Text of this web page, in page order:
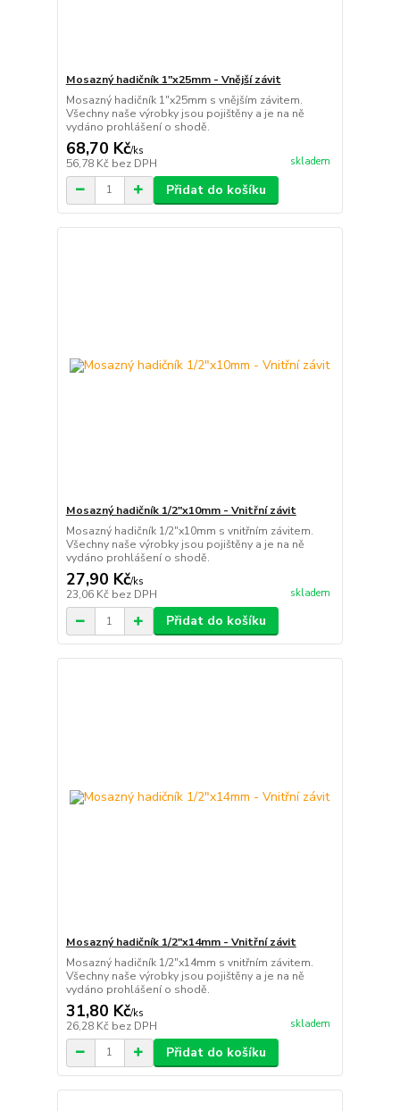
Mosazný hadičník 1"x25mm - Vnější závit
Mosazný hadičník 1"x25mm s vnějším závitem.
Všechny naše výrobky jsou pojištěny a je na ně
vydáno prohlášení o shodě.
68,70 Kč/ks
56,78 Kč bez DPH skladem
Přidat do košíku
Mosazný hadičník 1/2"x10mm - Vnitřní závit
Mosazný hadičník 1/2"x10mm s vnitřním závitem.
Všechny naše výrobky jsou pojištěny a je na ně
vydáno prohlášení o shodě.
27,90 Kč/ks
23,06 Kč bez DPH skladem
Přidat do košíku
Mosazný hadičník 1/2"x14mm - Vnitřní závit
Mosazný hadičník 1/2"x14mm s vnitřním závitem.
Všechny naše výrobky jsou pojištěny a je na ně
vydáno prohlášení o shodě.
31,80 Kč/ks
26,28 Kč bez DPH skladem
Přidat do košíku